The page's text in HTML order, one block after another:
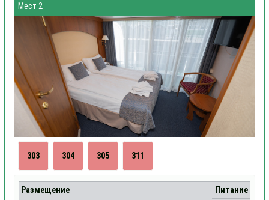
Мест 2
303 304 305 311
Размещение
Питание